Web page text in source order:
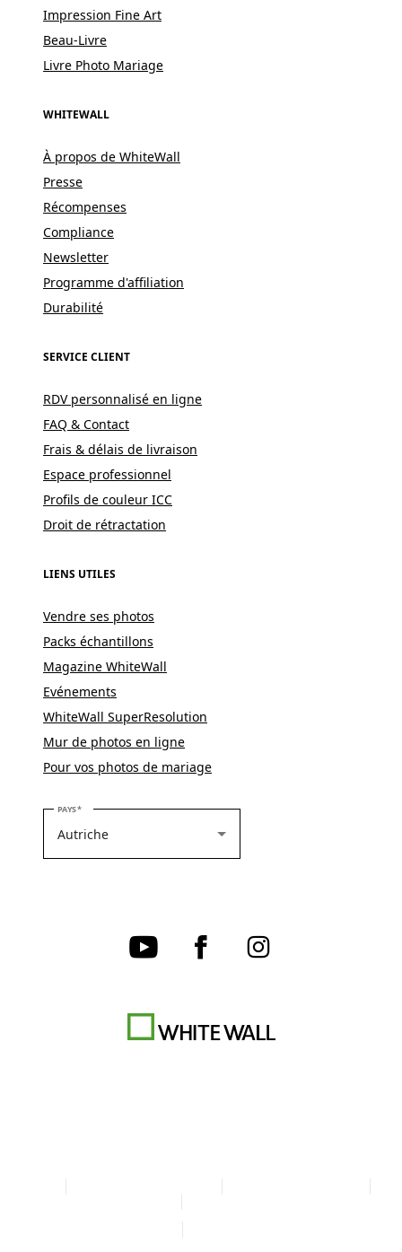
Impression Fine Art
Beau-Livre
Livre Photo Mariage
WHITEWALL
À propos de WhiteWall
Presse
Récompenses
Compliance
Newsletter
Programme d'affiliation
Durabilité
SERVICE CLIENT
RDV personnalisé en ligne
FAQ & Contact
Frais & délais de livraison
Espace professionnel
Profils de couleur ICC
Droit de rétractation
LIENS UTILES
Vendre ses photos
Packs échantillons
Magazine WhiteWall
Evénements
WhiteWall SuperResolution
Mur de photos en ligne
Pour vos photos de mariage
PAYSVEUILLEZ SÉLECTIONNER VOTRE PAYS